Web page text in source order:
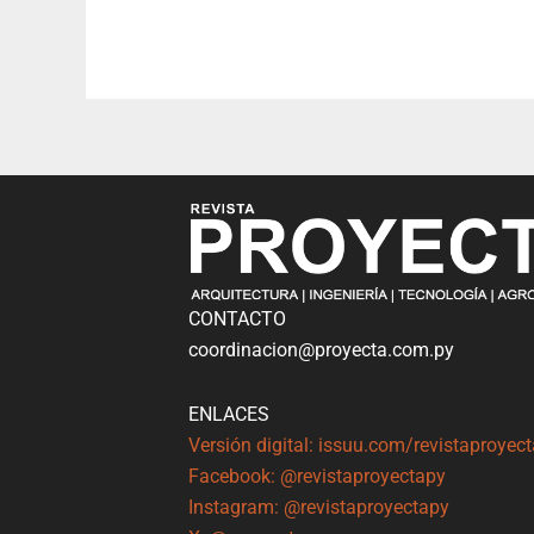
CONTACTO
coordinacion@proyecta.com.py
ENLACES
Versión digital: issuu.com/
Facebook: @revistaproyectapy
Instagram: @revistaproyectapy